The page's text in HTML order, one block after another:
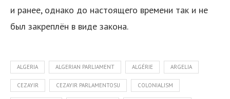
и ранее, однако до настоящего времени так и не
был закреплён в виде закона.
ALGERIA ALGERIAN PARLIAMENT ALGÉRIE ARGELIA
CEZAYIR CEZAYIR PARLAMENTOSU COLONIALISM